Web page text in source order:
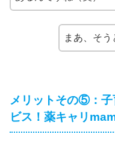
まあ、そう
メリットその⑤：子
ビス！薬キャリ